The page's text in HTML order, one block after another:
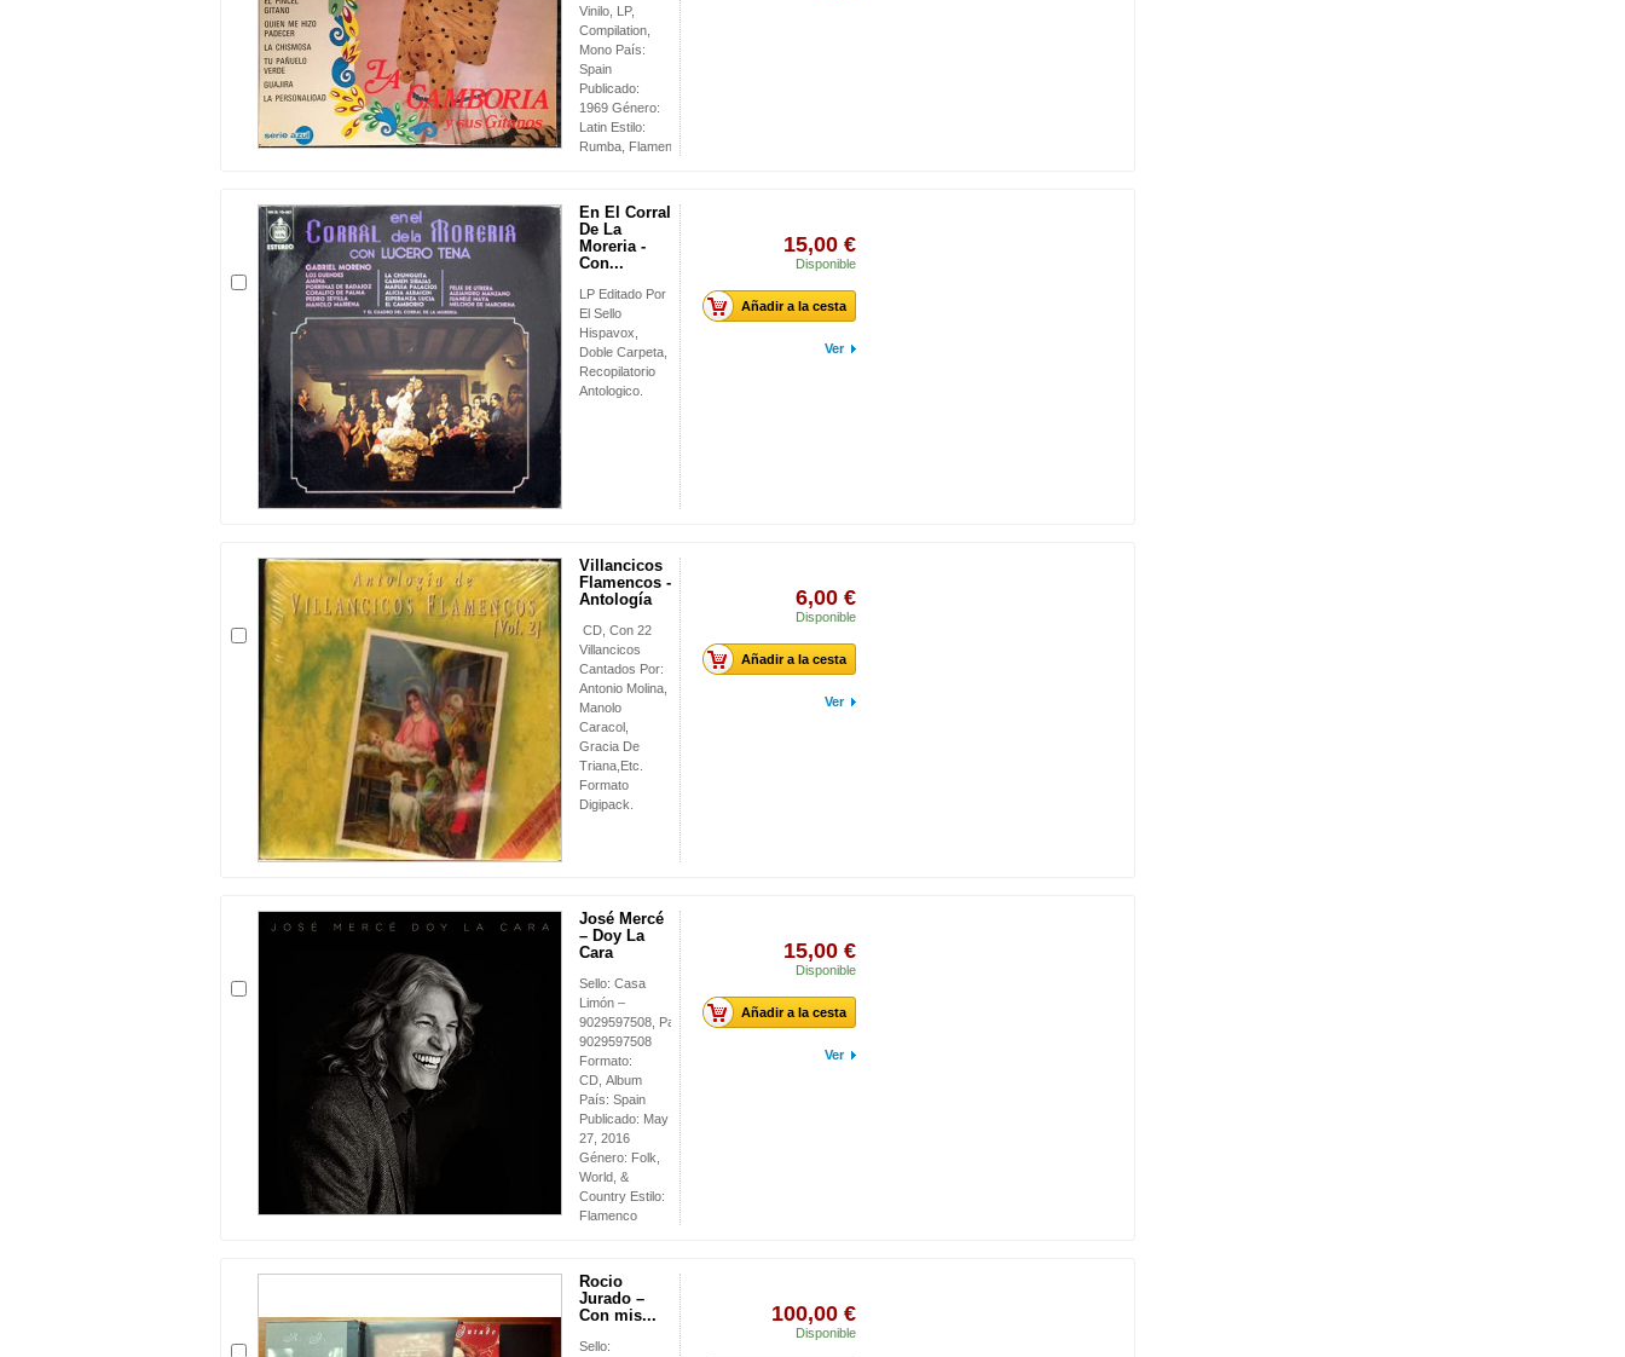
Vinilo, LP,
Compilation,
Mono País:
Spain
Publicado:
1969 Género:
Latin Estilo:
Rumba, Flamenco
En El Corral
De La
Moreria -
Con...
LP Editado Por
El Sello
Hispavox,
Doble Carpeta,
Recopilatorio
Antologico.
15,00 €
Disponible
Añadir a la cesta
Ver
Villancicos
Flamencos -
Antología
CD, Con 22
Villancicos
Cantados Por:
Antonio Molina,
Manolo
Caracol,
Gracia De
Triana,Etc.
Formato
Digipack.
6,00 €
Disponible
Añadir a la cesta
Ver
José Mercé
– Doy La
Cara
Sello: Casa
Limón –
9029597508, Parlophone –
9029597508
Formato:
CD, Album
País: Spain
Publicado: May
27, 2016
Género: Folk,
World, &
Country Estilo:
Flamenco
15,00 €
Disponible
Añadir a la cesta
Ver
Rocio
Jurado –
Con mis...
Sello:
100,00 €
Disponible